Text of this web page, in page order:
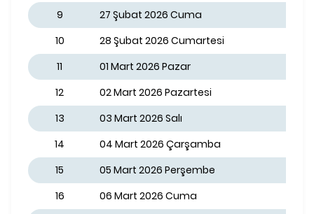
9
27 Şubat 2026 Cuma
10
28 Şubat 2026 Cumartesi
11
01 Mart 2026 Pazar
12
02 Mart 2026 Pazartesi
13
03 Mart 2026 Salı
14
04 Mart 2026 Çarşamba
15
05 Mart 2026 Perşembe
16
06 Mart 2026 Cuma